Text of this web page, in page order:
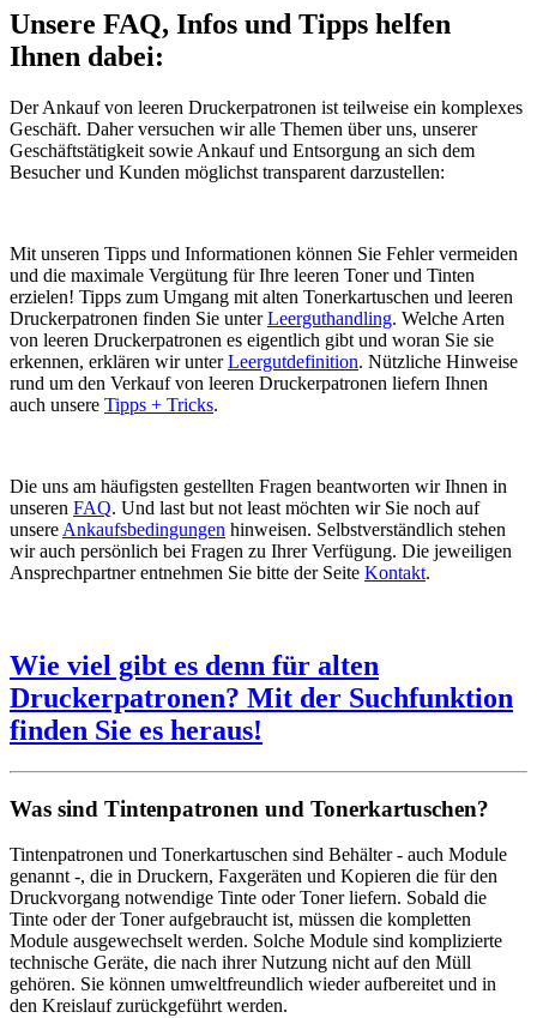
Unsere FAQ, Infos und Tipps helfen
Ihnen dabei:
Der Ankauf von leeren Druckerpatronen ist teilweise ein komplexes
Geschäft. Daher versuchen wir alle Themen über uns, unserer
Geschäftstätigkeit sowie Ankauf und Entsorgung an sich dem
Besucher und Kunden möglichst transparent darzustellen:
Mit unseren Tipps und Informationen können Sie Fehler vermeiden
und die maximale Vergütung für Ihre leeren Toner und Tinten
erzielen! Tipps zum Umgang mit alten Tonerkartuschen und leeren
Druckerpatronen finden Sie unterLeerguthandling. Welche Arten
von leeren Druckerpatronen es eigentlich gibt und woran Sie sie
erkennen, erklären wir unterLeergutdefinition. Nützliche Hinweise
rund um den Verkauf von leeren Druckerpatronen liefern Ihnen
auch unsere Tipps + Tricks.
Die uns am häufigsten gestellten Fragen beantworten wir Ihnen in
unseren FAQ. Und last but not least möchten wir Sie noch auf
unsere Ankaufsbedingungen hinweisen. Selbstverständlich stehen
wir auch persönlich bei Fragen zu Ihrer Verfügung. Die jeweiligen
Ansprechpartner entnehmen Sie bitte der Seite Kontakt.
Wie viel gibt es denn für alten
Druckerpatronen? Mit der Suchfunktion
finden Sie es heraus!
Was sind Tintenpatronen und Tonerkartuschen?
Tintenpatronen und Tonerkartuschen sind Behälter - auch Module
genannt -, die in Druckern, Faxgeräten und Kopieren die für den
Druckvorgang notwendige Tinte oder Toner liefern. Sobald die
Tinte oder der Toner aufgebraucht ist, müssen die kompletten
Module ausgewechselt werden. Solche Module sind komplizierte
technische Geräte, die nach ihrer Nutzung nicht auf den Müll
gehören. Sie können umweltfreundlich wieder aufbereitet und in
den Kreislauf zurückgeführt werden.